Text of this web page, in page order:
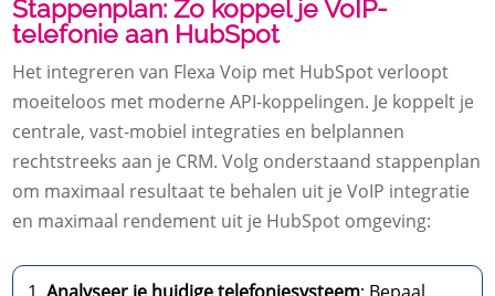
Stappenplan: Zo koppel je VoIP-
telefonie aan HubSpot
Het integreren van Flexa Voip met HubSpot verloopt
moeiteloos met moderne API-koppelingen. Je koppelt je
centrale, vast-mobiel integraties en belplannen
rechtstreeks aan je CRM. Volg onderstaand stappenplan
om maximaal resultaat te behalen uit je VoIP integratie
en maximaal rendement uit je HubSpot omgeving: